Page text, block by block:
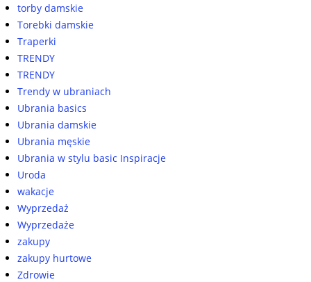
torby damskie
Torebki damskie
Traperki
TRENDY
TRENDY
Trendy w ubraniach
Ubrania basics
Ubrania damskie
Ubrania męskie
Ubrania w stylu basic Inspiracje
Uroda
wakacje
Wyprzedaż
Wyprzedaże
zakupy
zakupy hurtowe
Zdrowie